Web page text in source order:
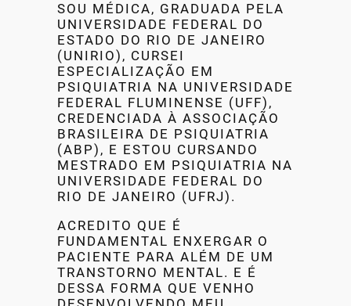
SOU MÉDICA, GRADUADA PELA
UNIVERSIDADE FEDERAL DO
ESTADO DO RIO DE JANEIRO
(UNIRIO), CURSEI
ESPECIALIZAÇÃO EM
PSIQUIATRIA NA UNIVERSIDADE
FEDERAL FLUMINENSE (UFF),
CREDENCIADA À ASSOCIAÇÃO
BRASILEIRA DE PSIQUIATRIA
(ABP), E ESTOU CURSANDO
MESTRADO EM PSIQUIATRIA NA
UNIVERSIDADE FEDERAL DO
RIO DE JANEIRO (UFRJ).
ACREDITO QUE É
FUNDAMENTAL ENXERGAR O
PACIENTE PARA ALÉM DE UM
TRANSTORNO MENTAL. E É
DESSA FORMA QUE VENHO